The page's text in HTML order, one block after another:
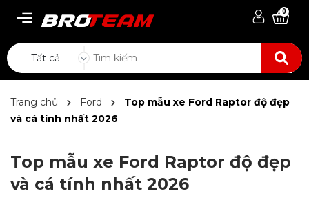
0
Tất cả
Trang chủ Ford
Top mẫu xe Ford Raptor độ đẹp
và cá tính nhất 2026
Top mẫu xe Ford Raptor độ đẹp
và cá tính nhất 2026